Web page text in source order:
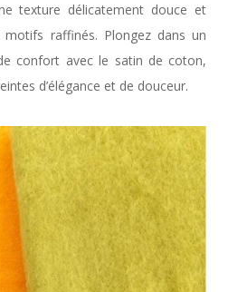
texture délicatement douce et
motifs raffinés. Plongez dans un
confort avec le satin de coton,
d’élégance et de douceur.